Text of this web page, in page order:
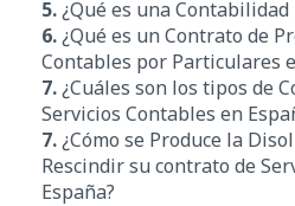
5.¿Qué es una
6.¿Qué es un Contrato de
Contables por Particulares
7.¿Cuáles son los tipos de
Servicios Contables en
7.¿Cómo se Produce la
Rescindir su contrato de
España?